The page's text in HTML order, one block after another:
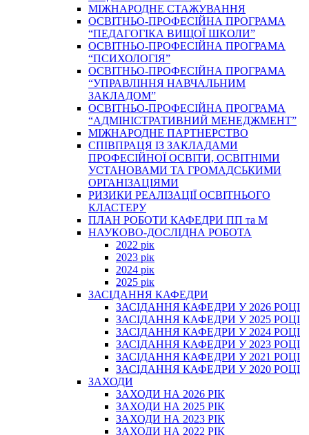
МІЖНАРОДНЕ СТАЖУВАННЯ
ОСВІТНЬО-ПРОФЕСІЙНА ПРОГРАМА
“ПЕДАГОГІКА ВИЩОЇ ШКОЛИ”
ОСВІТНЬО-ПРОФЕСІЙНА ПРОГРАМА
“ПСИХОЛОГІЯ”
ОСВІТНЬО-ПРОФЕСІЙНА ПРОГРАМА
“УПРАВЛІННЯ НАВЧАЛЬНИМ
ЗАКЛАДОМ”
ОСВІТНЬО-ПРОФЕСІЙНА ПРОГРАМА
“АДМІНІСТРАТИВНИЙ МЕНЕДЖМЕНТ”
МІЖНАРОДНЕ ПАРТНЕРСТВО
СПІВПРАЦЯ ІЗ ЗАКЛАДАМИ
ПРОФЕСІЙНОЇ ОСВІТИ, ОСВІТНІМИ
УСТАНОВАМИ ТА ГРОМАДСЬКИМИ
ОРГАНІЗАЦІЯМИ
РИЗИКИ РЕАЛІЗАЦІЇ ОСВІТНЬОГО
КЛАСТЕРУ
ПЛАН РОБОТИ КАФЕДРИ ПП та М
НАУКОВО-ДОСЛІДНА РОБОТА
2022 рік
2023 рік
2024 рік
2025 рік
ЗАСІДАННЯ КАФЕДРИ
ЗАСІДАННЯ КАФЕДРИ У 2026 РОЦІ
ЗАСІДАННЯ КАФЕДРИ У 2025 РОЦІ
ЗАСІДАННЯ КАФЕДРИ У 2024 РОЦІ
ЗАСІДАННЯ КАФЕДРИ У 2023 РОЦІ
ЗАСІДАННЯ КАФЕДРИ У 2021 РОЦІ
ЗАСІДАННЯ КАФЕДРИ У 2020 РОЦІ
ЗАХОДИ
ЗАХОДИ НА 2026 РІК
ЗАХОДИ НА 2025 РІК
ЗАХОДИ НА 2023 РІК
ЗАХОДИ НА 2022 РІК